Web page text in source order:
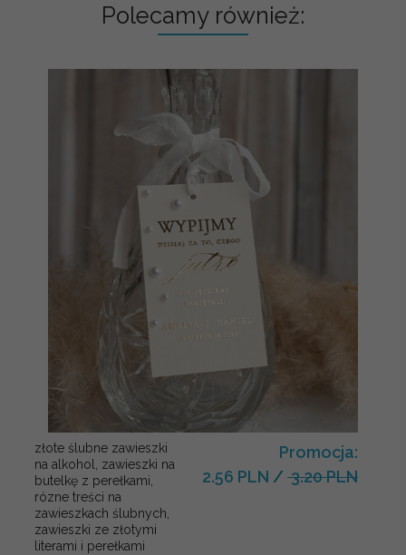
Polecamy również:
złote ślubne zawieszki
na alkohol, zawieszki na
butelkę z perełkami,
rózne treści na
zawieszkach ślubnych,
zawieszki ze złotymi
literami i perełkami
Promocja:
2.56 PLN / 3.20 PLN